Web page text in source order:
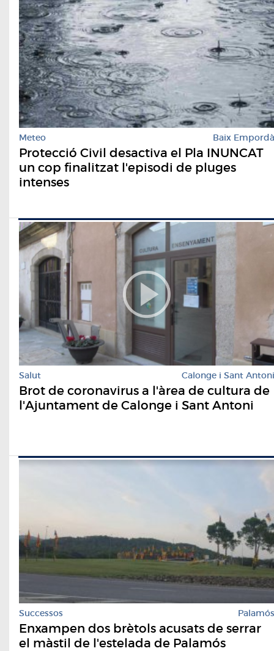
Meteo Baix Empordà
Protecció Civil desactiva el Pla INUNCAT
un cop finalitzat l'episodi de pluges
intenses
Salut Calonge i Sant Antoni
Brot de coronavirus a l'àrea de cultura de
l'Ajuntament de Calonge i Sant Antoni
Successos Palamós
Enxampen dos brètols acusats de serrar
el màstil de l'estelada de Palamós